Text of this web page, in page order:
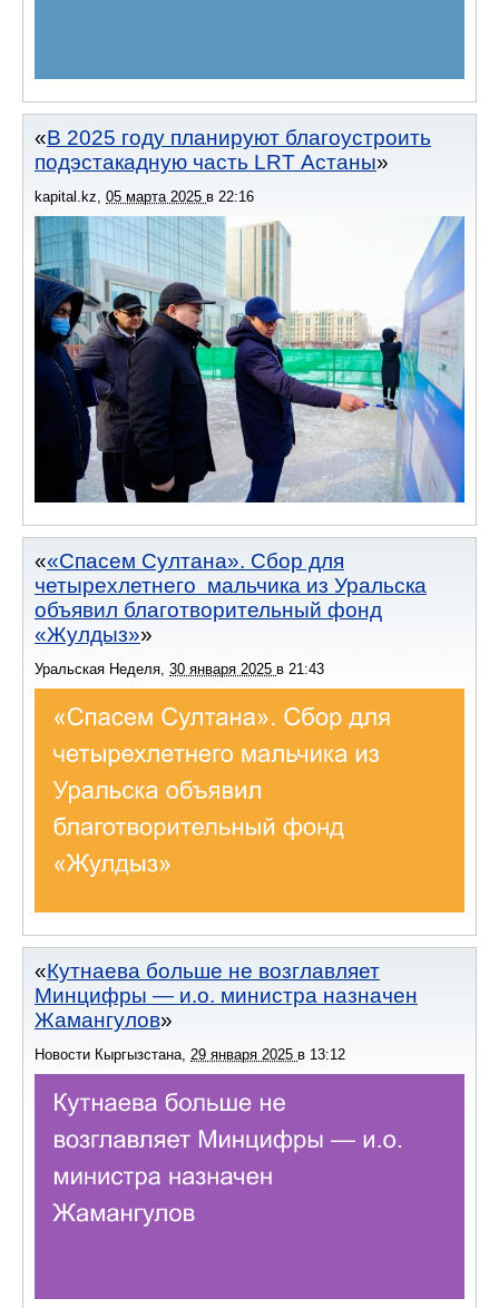
В 2025 году планируют благоустроить
подэстакадную часть LRT Астаны
kapital.kz 05 марта 2025 в 22:16
«Спасем Султана». Сбор для
четырехлетнего мальчика из Уральска
объявил благотворительный фонд
«Жулдыз»
Уральская Неделя 30 января 2025 в 21:43
Кутнаева больше не возглавляет
Минцифры — и.о. министра назначен
Жамангулов
Новости Кыргызстана, 29 января 2025 в 13:12